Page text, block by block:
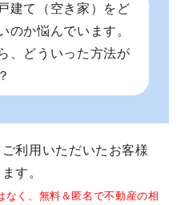
建て（空き家）をど
のか悩んでいます。
、どういった方法が
ご利用いただいたお客様
す。
く、無料＆匿名で不動産の相